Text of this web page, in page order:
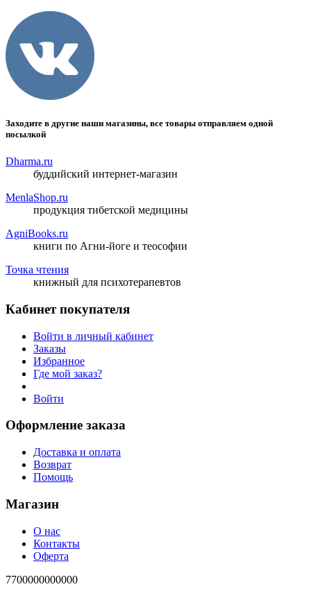
Заходите в другие наши магазины, все товары отправляем одной
посылкой
Dharma.ru
буддийский интернет-магазин
MenlaShop.ru
продукция тибетской медицины
AgniBooks.ru
книги по Агни-йоге и теософии
Точка чтения
книжный для психотерапевтов
Кабинет покупателя
Войти в личный кабинет
Заказы
Избранное
Где мой заказ?
Войти
Оформление заказа
Доставка и оплата
Возврат
Помощь
Магазин
О нас
Контакты
Оферта
7700000000000